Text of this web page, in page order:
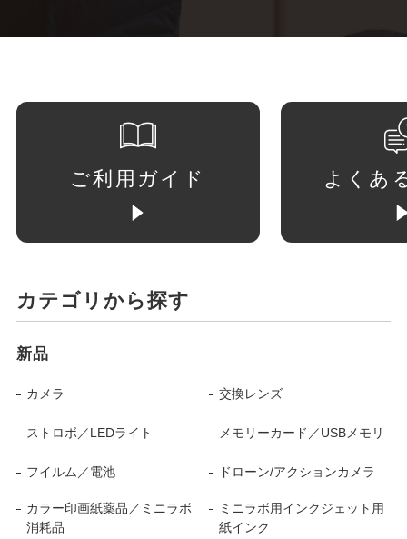
ご利用ガイド よくあ
カテゴリから探す
新品
カメラ 交換レンズ
ストロボ／LEDライト メモリーカード／USBメモリ
フイルム／電池 ドローン/アクションカメラ
カラー印画紙薬品／ミニラボ
消耗品
ミニラボ用インクジェット用
紙インク